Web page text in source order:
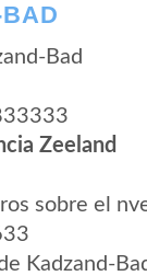
Bad
Zeeland
sobre el
Kadzand-